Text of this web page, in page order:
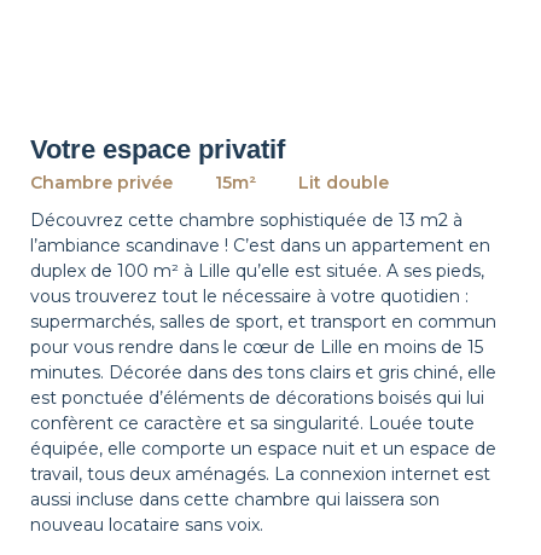
Votre espace privatif
Chambre privée 15m²
Lit double
Découvrez cette chambre sophistiquée de 13 m2 à
l’ambiance scandinave ! C’est dans un appartement en
duplex de 100 m² à Lille qu’elle est située. A ses pieds,
vous trouverez tout le nécessaire à votre quotidien :
supermarchés, salles de sport, et transport en commun
pour vous rendre dans le cœur de Lille en moins de 15
minutes. Décorée dans des tons clairs et gris chiné, elle
est ponctuée d’éléments de décorations boisés qui lui
confèrent ce caractère et sa singularité. Louée toute
équipée, elle comporte un espace nuit et un espace de
travail, tous deux aménagés. La connexion internet est
aussi incluse dans cette chambre qui laissera son
nouveau locataire sans voix.